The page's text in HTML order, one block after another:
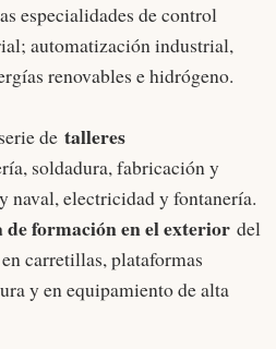
especialidades de control
automatización industrial,
renovables e hidrógeno.
de talleres
soldadura, fabricación y
naval, electricidad y fontanería.
de formación en el exterior del
carretillas, plataformas
y en equipamiento de alta